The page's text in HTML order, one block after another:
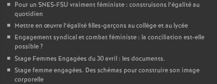
Pour un SNES-FSU vraiment féministe : construisons l’égalité au
quotidien
Mettre en œuvre l’égalité filles-garçons au collège et au lycée
Engagement syndical et combat féministe : la conciliation est-elle
possible?
Stage Femmes Engagées du 30 avril : les documents.
Stage femme engagées. Des schémas pour construire son image
corporelle